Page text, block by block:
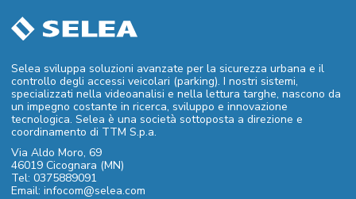
Selea sviluppa soluzioni avanzate per la sicurezza urbana e il
controllo degli accessi veicolari (parking). I nostri sistemi,
specializzati nella videoanalisi e nella lettura targhe, nascono da
un impegno costante in ricerca, sviluppo e innovazione
tecnologica. Selea è una società sottoposta a direzione e
coordinamento di TTM S.p.a.
Via Aldo Moro, 69
46019 Cicognara (MN)
Tel: 0375889091
Email: infocom@selea.com